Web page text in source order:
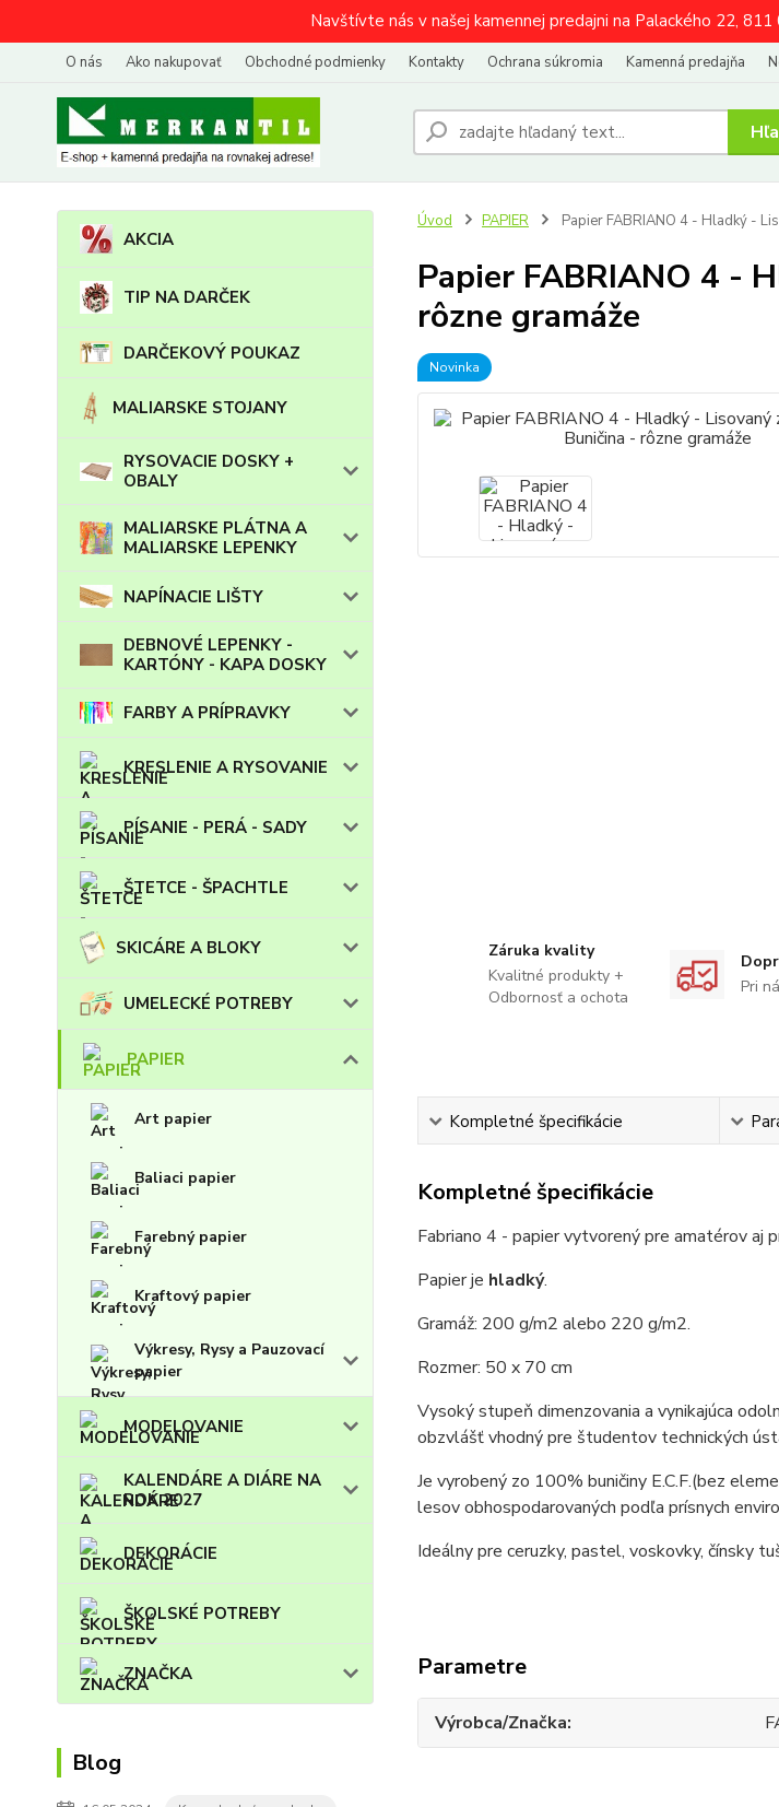
Navštívte nás v našej kamennej predajni na Palackého 22,
O nás Ako nakupovať Obchodné podmienky Kontakty Ochrana súkromia Kamenná predajňa
AKCIA
TIP NA DARČEK
DARČEKOVÝ POUKAZ
MALIARSKE STOJANY
RYSOVACIE DOSKY +
OBALY
MALIARSKE PLÁTNA A
MALIARSKE LEPENKY
NAPÍNACIE LIŠTY
DEBNOVÉ LEPENKY -
KARTÓNY - KAPA DOSKY
FARBY A PRÍPRAVKY
KRESLENIE A RYSOVANIE
PÍSANIE - PERÁ - SADY
ŠTETCE - ŠPACHTLE
SKICÁRE A BLOKY
UMELECKÉ POTREBY
PAPIER
Art papier
Baliaci papier
Farebný papier
Kraftový papier
Výkresy, Rysy a Pauzovací
papier
MODELOVANIE
KALENDÁRE A DIÁRE NA
ROK 2027
DEKORÁCIE
ŠKOLSKÉ POTREBY
ZNAČKA
Blog
Úvod PAPIER Papier FABRIANO 4 - Hladký -
Papier FABRIANO 4 -
rôzne gramáže
Novinka
Záruka kvality
Kvalitné produkty +
Odbornosť a ochota
Pri
Kompletné špecifikácie
Kompletné špecifikácie
Fabriano 4 - papiervytvorený pre amatérov aj
Papier je hladký.
Gramáž: 200 g/m2 alebo 220 g/m2.
Rozmer: 50 x 70 cm
Vysoký stupeň dimenzovania a vynikajúca
obzvlášť vhodný pre študentov technických
Je vyrobený zo 100% buničiny E.C.F.(bez
lesov obhospodarovaných podľa prísnych
Ideálny pre ceruzky, pastel, voskovky, čínsky
Parametre
Výrobca/Značka